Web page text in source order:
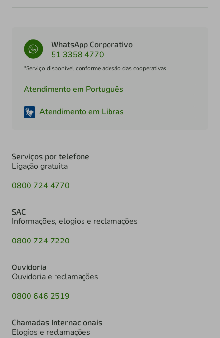
WhatsApp Corporativo
51 3358 4770
*Serviço disponível conforme adesão das cooperativas
Atendimento em Português
Atendimento em Libras
Serviços por telefone
Ligação gratuita
0800 724 4770
SAC
Informações, elogios e reclamações
0800 724 7220
Ouvidoria
Ouvidoria e reclamações
0800 646 2519
Chamadas Internacionais
Elogios e reclamações